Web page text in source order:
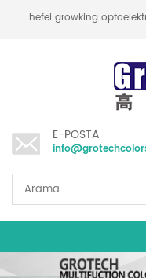
hefei growking
E-POSTA